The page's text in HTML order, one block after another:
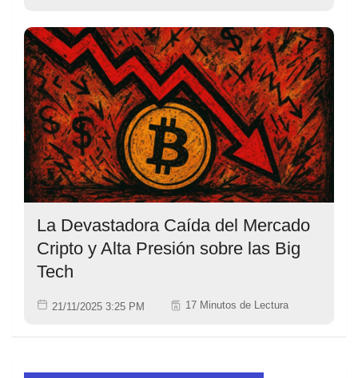
La Devastadora Caída del Mercado
Cripto y Alta Presión sobre las Big
Tech
21/11/2025 3:25 PM 17 Minutos de Lectura